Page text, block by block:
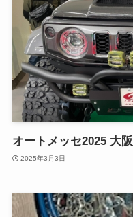
オートメッセ2025 大阪
2025年3月3日